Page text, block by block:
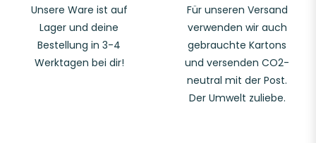
Unsere Ware ist auf
Lager und deine
Bestellung in 3-4
Werktagen bei dir!
Für unseren Versand
verwenden wir auch
gebrauchte Kartons
und versenden CO2-
neutral mit der Post.
Der Umwelt zuliebe.